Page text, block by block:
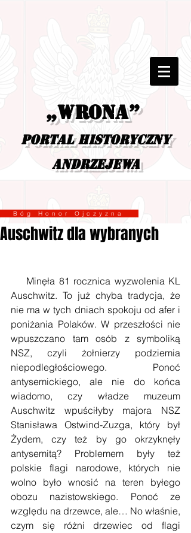
„Wrona”
portal historyczny
Andrzejewa
Honor Ojczyzna
Auschwitz dla wybranych
Minęła 81 rocznica wyzwolenia KL
Auschwitz. To już chyba tradycja, że
nie ma w tych dniach spokoju od afer i
poniżania Polaków. W przeszłości nie
wpuszczano tam osób z symboliką
NSZ, czyli żołnierzy podziemia
niepodległościowego. Ponoć
antysemickiego, ale nie do końca
wiadomo, czy władze muzeum
Auschwitz wpuściłyby majora NSZ
Stanisława Ostwind-Zuzga, który był
Żydem, czy też by go okrzyknęły
antysemitą? Problemem były też
polskie flagi narodowe, których nie
wolno było wnosić na teren byłego
obozu nazistowskiego. Ponoć ze
względu na drzewce, ale… No właśnie,
czym się różni drzewiec od flagi